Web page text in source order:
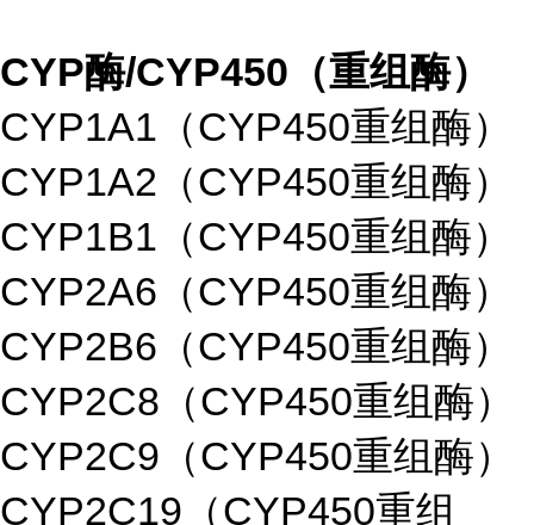
CYP酶/CYP450（重组酶）
CYP1A1（CYP450重组酶）
CYP1A2（CYP450重组酶）
CYP1B1（CYP450重组酶）
CYP2A6（CYP450重组酶）
CYP2B6（CYP450重组酶）
CYP2C8（CYP450重组酶）
CYP2C9（CYP450重组酶）
CYP2C19（CYP450重组